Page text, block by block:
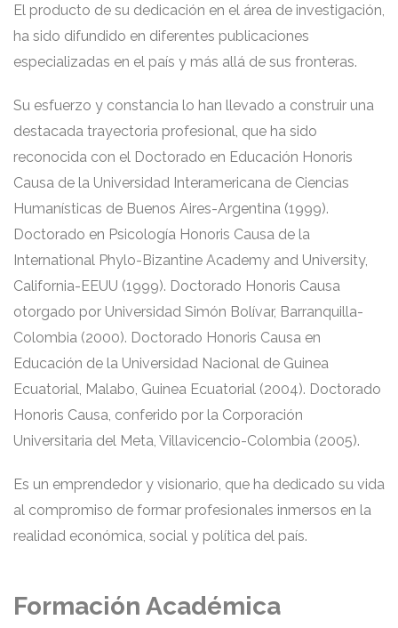
El producto de su dedicación en el área de investigación,
ha sido difundido en diferentes publicaciones
especializadas en el país y más allá de sus fronteras.
Su esfuerzo y constancia lo han llevado a construir una
destacada trayectoria profesional, que ha sido
reconocida con el Doctorado en Educación Honoris
Causa de la Universidad Interamericana de Ciencias
Humanísticas de Buenos Aires-Argentina (1999).
Doctorado en Psicología Honoris Causa de la
International Phylo-Bizantine Academy and University,
California-EEUU (1999). Doctorado Honoris Causa
otorgado por Universidad Simón Bolívar, Barranquilla-
Colombia (2000). Doctorado Honoris Causa en
Educación de la Universidad Nacional de Guinea
Ecuatorial, Malabo, Guinea Ecuatorial (2004). Doctorado
Honoris Causa, conferido por la Corporación
Universitaria del Meta, Villavicencio-Colombia (2005).
Es un emprendedor y visionario, que ha dedicado su vida
al compromiso de formar profesionales inmersos en la
realidad económica, social y política del país.
Formación Académica